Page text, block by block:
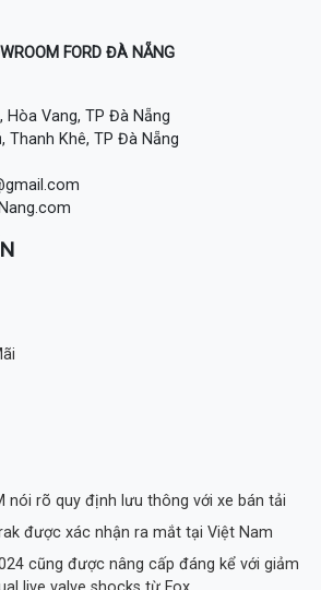
FORD ĐÀ NẴNG
Hòa Vang, TP Đà Nẵng
Thanh Khê, TP Đà Nẵng
nói rõ quy định lưu thông với xe bán tải
được xác nhận ra mắt tại Việt Nam
cũng được nâng cấp đáng kể với giảm